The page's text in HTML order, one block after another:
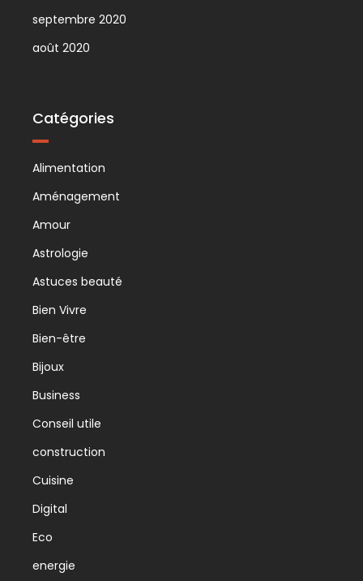
septembre 2020
août 2020
Catégories
Alimentation
Aménagement
Amour
Astrologie
Astuces beauté
Bien Vivre
Bien-être
Bijoux
Business
Conseil utile
construction
Cuisine
Digital
Eco
energie